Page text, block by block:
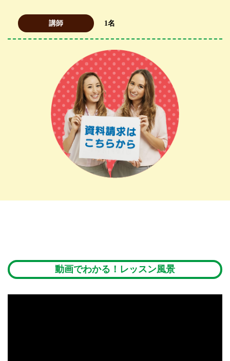
講師 1名
動画でわかる！レッスン風景